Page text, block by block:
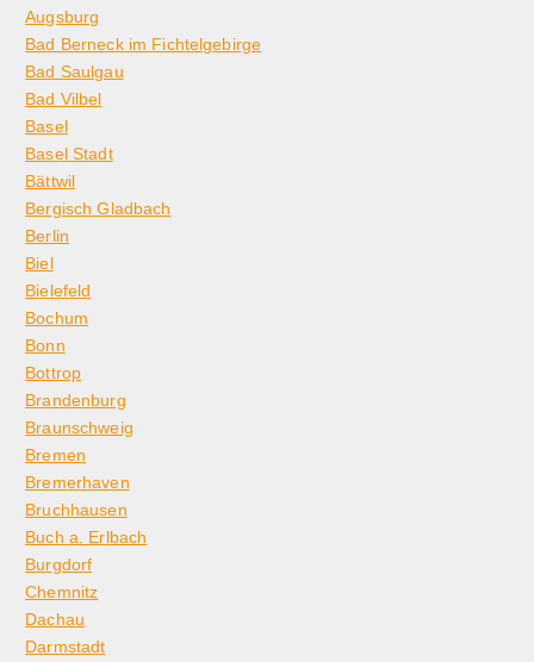
Augsburg
Bad Berneck im Fichtelgebirge
Bad Saulgau
Bad Vilbel
Basel
Basel Stadt
Bättwil
Bergisch Gladbach
Berlin
Biel
Bielefeld
Bochum
Bonn
Bottrop
Brandenburg
Braunschweig
Bremen
Bremerhaven
Bruchhausen
Buch a. Erlbach
Burgdorf
Chemnitz
Dachau
Darmstadt